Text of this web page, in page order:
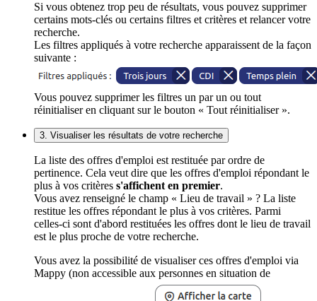
Si vous obtenez trop peu de résultats, vous pouvez supprimer
certains mots-clés ou certains filtres et critères et relancer votre
recherche.
Les filtres appliqués à votre recherche apparaissent de la façon
suivante :
Vous pouvez supprimer les filtres un par un ou tout
réinitialiser en cliquant sur le bouton « Tout réinitialiser ».
3. Visualiser les résultats de votre recherche
La liste des offres d'emploi est restituée par ordre de
pertinence. Cela veut dire que les offres d'emploi répondant le
plus à vos critères s'affichent en premier.
Vous avez renseigné le champ « Lieu de travail » ? La liste
restitue les offres répondant le plus à vos critères. Parmi
celles-ci sont d'abord restituées les offres dont le lieu de travail
est le plus proche de votre recherche.
Vous avez la possibilité de visualiser ces offres d'emploi via
Mappy (non accessible aux personnes en situation de